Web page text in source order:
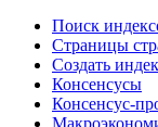
Поиск
Индексы
Поиск
Страницы